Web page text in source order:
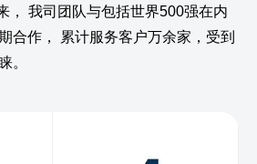
，
我司团队与包括世界500强在内
合作，
累计服务客户万余家，受到
。